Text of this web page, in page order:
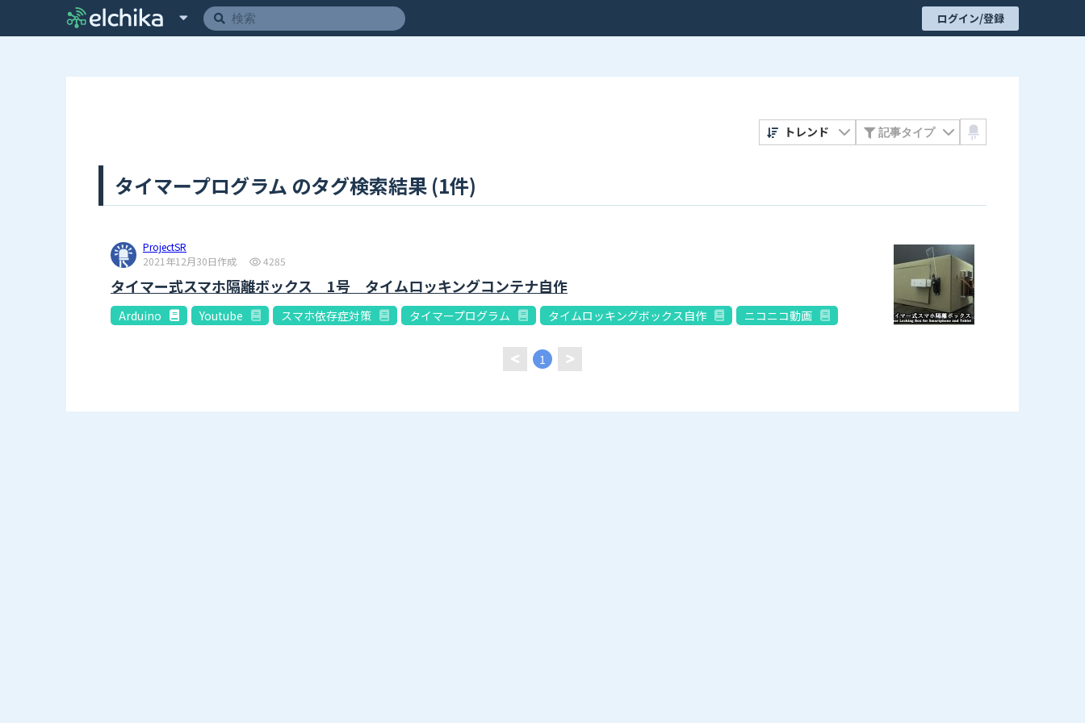
ログイン/登録
タイマープログラム のタグ検索結果 (1件)
トレンド
ProjectSR
2021年12月30日作成
4285
タイマー式スマホ隔離ボックス 1号 タイムロッキングコンテナ自作
Arduino Youtube スマホ依存症対策 タイマープログラム タイムロッキングボックス自作 ニコニコ動画
1